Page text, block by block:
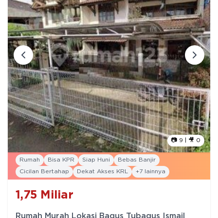
📷 9 | 🎥 0
Rumah Bisa KPR Siap Huni Bebas Banjir
Cicilan Bertahap Dekat Akses KRL +7 lainnya
1,75 Miliar
Rumah Murah Lokasi Bagus Tubagus Ismail